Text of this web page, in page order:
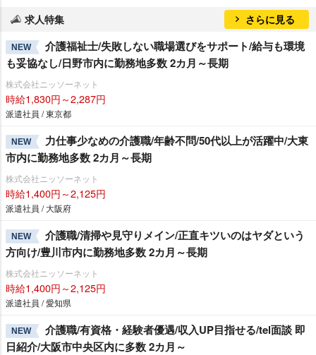
求人特集 さらに見る
NEW
介護福祉士/失敗しない職場選びをサポート/給与も環境
も妥協なし/日野市内に勤務地多数 2カ月～長期
株式会社ニッソーネット
時給1,830円～2,287円
派遣社員 / 東京都
NEW
力仕事少なめの介護職/年齢不問/50代以上が活躍中/大東
市内に勤務地多数 2カ月～長期
株式会社ニッソーネット
時給1,400円～2,125円
派遣社員 / 大阪府
NEW
介護職/清掃や見守りメイン/正直キツいのはヤダという
方向け/豊川市内に勤務地多数 2カ月～長期
株式会社ニッソーネット
時給1,400円～2,125円
派遣社員 / 愛知県
NEW
介護職/有資格・経験者優遇/収入UP目指せる/tel面談 即
日紹介/大阪市中央区内に多数 2カ月～